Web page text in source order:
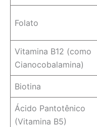
Folato
Vitamina B12 (como
Cianocobalamina)
Biotina
Ácido Pantotênico
(Vitamina B5)